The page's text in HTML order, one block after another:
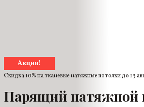
Акция!
Скидка 10% на тканевые натяжные потолки до 13
Парящий натяжной